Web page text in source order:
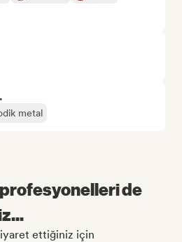
metal
de
ettiğiniz için